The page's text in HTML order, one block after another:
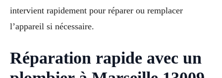
intervient rapidement pour réparer ou remplacer
l’appareil si nécessaire.
Réparation rapide avec un